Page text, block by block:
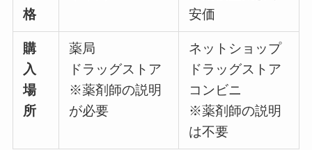
格
安価
購
入
場
所
薬局
ドラッグストア
※薬剤師の説明
が必要
ネットショップ
ドラッグストア
コンビニ
※薬剤師の説明
は不要